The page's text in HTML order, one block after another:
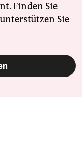
Finden Sie
Sie